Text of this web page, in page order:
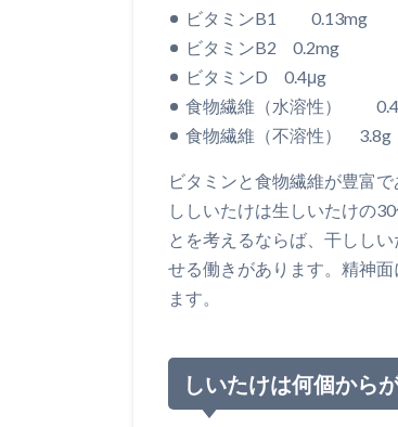
ビタミンB1 0.13mg
ビタミンB2 0.2mg
ビタミンD 0.4μg
食物繊維（水溶性）
食物繊維（不溶性） 3.8g
ビタミンと食物繊維が豊富
ししいたけは生しいたけの
とを考えるならば、干しし
せる働きがあります。精神
ます。
しいたけは何個から